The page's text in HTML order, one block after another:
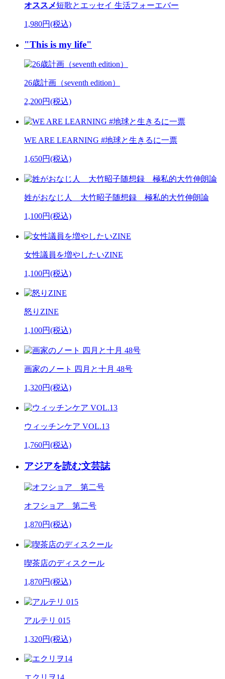
オススメ短歌とエッセイ 生活フォーエバー
1,980円(税込)
"This is my life"
26歳計画（seventh edition）
2,200円(税込)
WE ARE LEARNING #地球と生きるに一票
1,650円(税込)
姓がおなじ人 大竹昭子随想録 極私的大竹伸朗論
1,100円(税込)
女性議員を増やしたいZINE
1,100円(税込)
怒りZINE
1,100円(税込)
画家のノート 四月と十月 48号
1,320円(税込)
ウィッチンケア VOL.13
1,760円(税込)
アジアを読む文芸誌
オフショア 第二号
1,870円(税込)
喫茶店のディスクール
1,870円(税込)
アルテリ 015
1,320円(税込)